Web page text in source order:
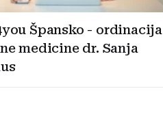
Špansko - ordinacija
medicine dr. Sanja